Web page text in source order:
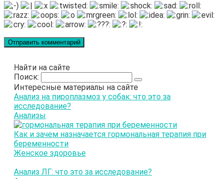
Найти на сайте
Поиск:
Интересные материалы на сайте
Анализ на пироплазмоз у собак: что это за
исследование?
Анализы
Как и зачем назначается гормональная терапия при
беременности
Женское здоровье
Анализ ЛГ: что это за исследование?